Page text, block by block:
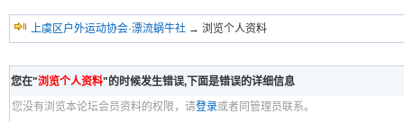
上虞区户外运动协会·漂流蜗牛社 → 浏览个人资料
您在"浏览个人资料"的时候发生错误,下面是错误的详细信息
您没有浏览本论坛会员资料的权限，请登录或者同管理员联系。